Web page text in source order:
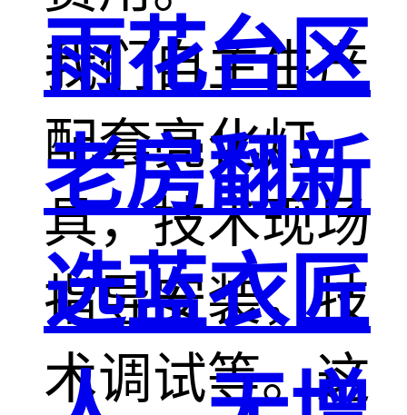
我们自主生产
配套亮化灯
具，技术现场
指导安装，技
术调试等。这
雨花台区
老房翻新
选蓝衣匠